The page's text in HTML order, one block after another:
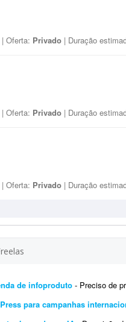
| Oferta: Privado | Duração
| Oferta: Privado | Duração
| Oferta: Privado | Duração
de infoproduto - Preciso de profissional
para campanhas